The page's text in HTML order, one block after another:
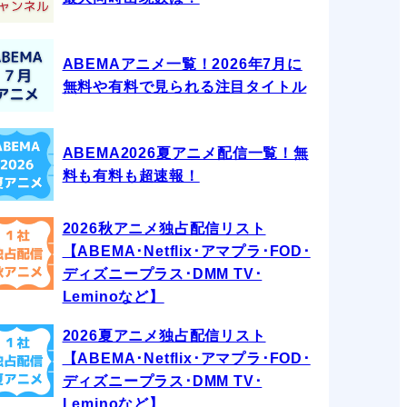
ABEMAアニメ一覧！2026年7月に
無料や有料で見られる注目タイトル
ABEMA2026夏アニメ配信一覧！無
料も有料も超速報！
2026秋アニメ独占配信リスト
【ABEMA･Netflix･アマプラ･FOD･
ディズニープラス･DMM TV･
Leminoなど】
2026夏アニメ独占配信リスト
【ABEMA･Netflix･アマプラ･FOD･
ディズニープラス･DMM TV･
Leminoなど】